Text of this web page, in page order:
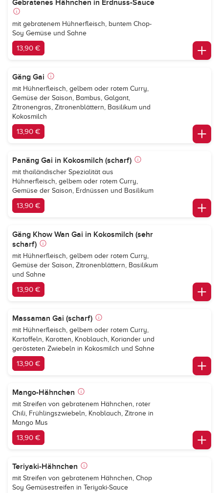
Gebratenes Hähnchen in Erdnuss-Sauce
mit gebratenem Hühnerfleisch, buntem Chop-
Soy Gemüse und Sahne
13,90 €
Gäng Gai
mit Hühnerfleisch, gelbem oder rotem Curry,
Gemüse der Saison, Bambus, Galgant,
Zitronengras, Zitronenblättern, Basilikum und
Kokosmilch
13,90 €
Panäng Gai in Kokosmilch (scharf)
mit thailändischer Spezialität aus
Hühnerfleisch, gelbem oder rotem Curry,
Gemüse der Saison, Erdnüssen und Basilikum
13,90 €
Gäng Khow Wan Gai in Kokosmilch (sehr
scharf)
mit Hühnerfleisch, gelbem oder rotem Curry,
Gemüse der Saison, Zitronenblättern, Basilikum
und Sahne
13,90 €
Massaman Gai (scharf)
mit Hühnerfleisch, gelbem oder rotem Curry,
Kartoffeln, Karotten, Knoblauch, Koriander und
gerösteten Zwiebeln in Kokosmilch und Sahne
13,90 €
Mango-Hähnchen
mit Streifen von gebratenem Hähnchen, roter
Chili, Frühlingszwiebeln, Knoblauch, Zitrone in
Mango Mus
13,90 €
Teriyaki-Hähnchen
mit Streifen von gebratenem Hähnchen, Chop
Soy Gemüsestreifen in Teriyaki-Sauce